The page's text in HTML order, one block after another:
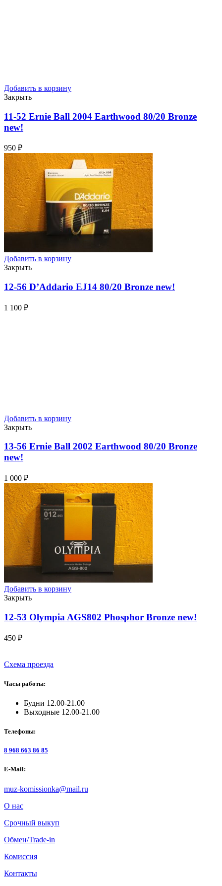
Добавить в корзину
Закрыть
11-52 Ernie Ball 2004 Earthwood 80/20 Bronze
new!
950 ₽
Добавить в корзину
Закрыть
12-56 D’Addario EJ14 80/20 Bronze new!
1 100 ₽
Добавить в корзину
Закрыть
13-56 Ernie Ball 2002 Earthwood 80/20 Bronze
new!
1 000 ₽
Добавить в корзину
Закрыть
12-53 Olympia AGS802 Phosphor Bronze new!
450 ₽
Схема проезда
Часы работы:
Будни 12.00-21.00
Выходные 12.00-21.00
Телефоны:
8 968 663 86 85
E-Mail:
muz-komissionka@mail.ru
О нас
Срочный выкуп
Обмен/Trade-in
Комиссия
Контакты